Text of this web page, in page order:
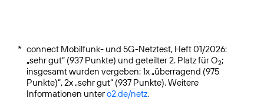
* connect Mobilfunk- und 5G-Netztest, Heft 01/2026:
„sehr gut“ (937 Punkte) und geteilter 2. Platz für O2;
insgesamt wurden vergeben: 1x „überragend (975
Punkte)“, 2x „sehr gut“ (937 Punkte). Weitere
Informationen untero2.de/netz.